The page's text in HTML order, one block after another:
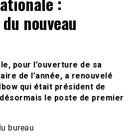
nouveau
pour l’ouverture de sa
de l’année, a renouvelé
qui était président de
le poste de premier
bureau